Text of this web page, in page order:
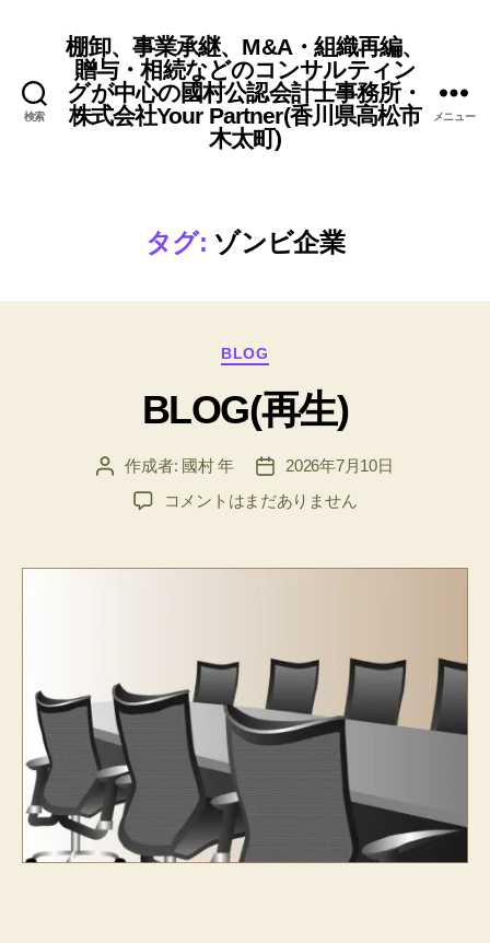
検索
棚卸、事業承継、M&A・組織再編、
贈与・相続などのコンサルティン
グが中心の國村公認会計士事務所・
株式会社Your Partner(香川県高松市
木太町)
メニュー
タグ: ゾンビ企業
カ
ゴ
リ
BLOG
BLOG(再生)
投
作成者: 國村 年
投
稿
日
2026年7月10日
BLOG(再
の
コメントはまだありません